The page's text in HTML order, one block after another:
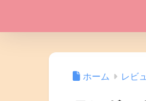
ホーム レビ